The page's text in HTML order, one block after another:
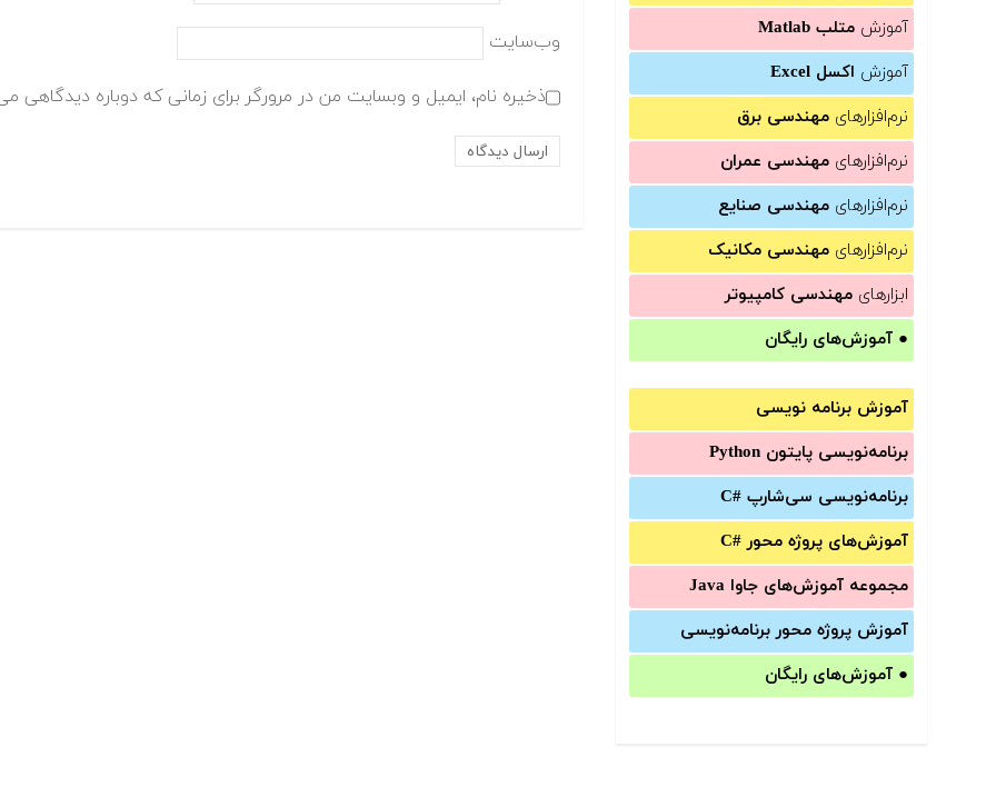
آموزش متلب Matlab
آموزش اکسل Excel
نرم‌افزارهای مهندسی برق
نرم‌افزارهای مهندسی عمران
نرم‌افزارهای مهندسی صنایع
نرم‌افزارهای مهندسی مکانیک
ابزارهای مهندسی کامپیوتر
● آموزش‌های رایگان
آموزش برنامه نویسی
برنامه‌نویسی پایتون Python
برنامه‌‌نویسی سی‌شارپ C#‎
آموزش‌های پروژه محور #C
مجموعه آموزش‌های جاوا Java
آموزش‌ پروژه محور برنامه‌نویسی
● آموزش‌های رایگان
وب‌سایت
ذخیره نام، ایمیل و وبسایت من در مرورگر برای زمانی که دوباره دیدگاهی